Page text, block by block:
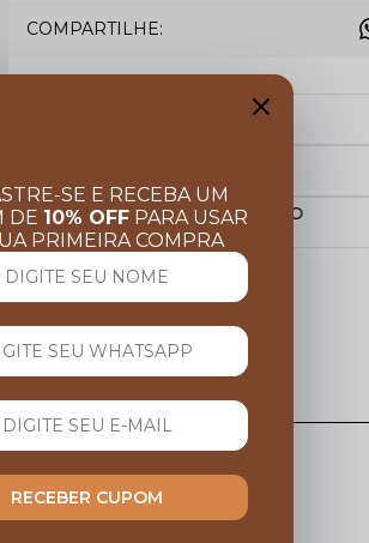
COMPARTILHE:
FRETE GRÁTIS
PARCELE NO CARTÃO
Em até 10x sem juros
para esse produto.
SE E RECEBA UM
DE 10% OFFPARA USAR
PRIMEIRA COMPRA
RECEBER CUPOM